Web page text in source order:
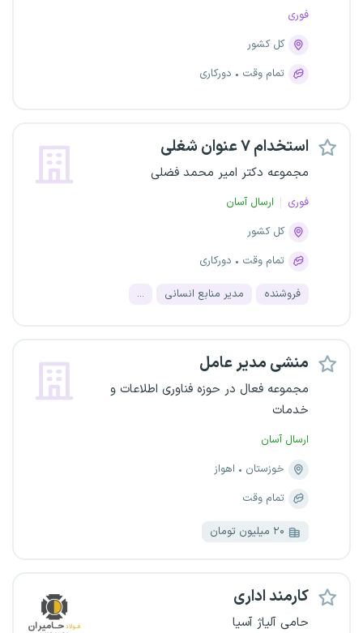
فوری
کل کشور
تمام وقت
دورکاری
استخدام ۷ عنوان شغلی
مجموعه دکتر امیر محمد فضلی
فوری
ارسال آسان
کل کشور
تمام وقت
دورکاری
فروشنده مدیر منابع انسانی ...
منشی مدیر عامل
مجموعه فعال در حوزه فناوری اطلاعات و
خدمات
ارسال آسان
خوزستان
اهواز
تمام وقت
۲۰ میلیون تومان
کارمند اداری
حامی آلیاژ آسیا